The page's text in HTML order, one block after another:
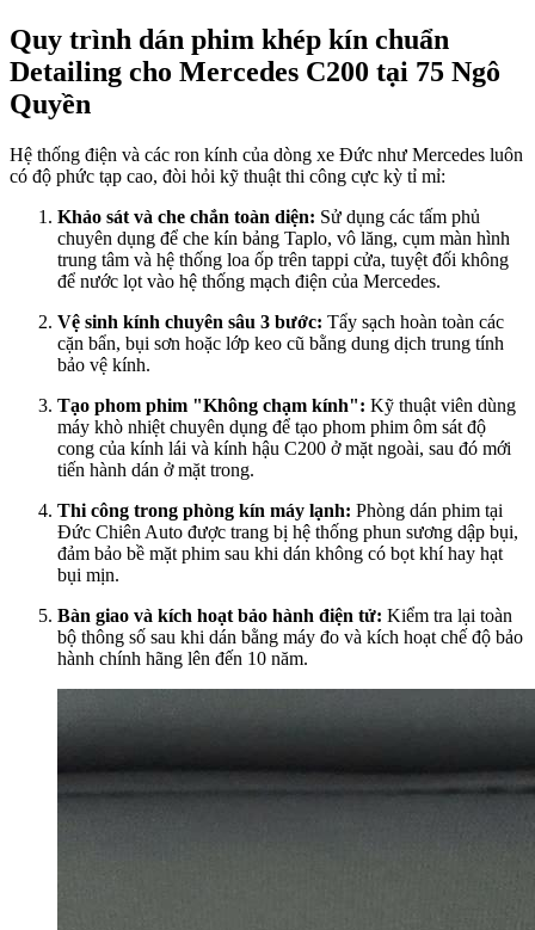
Quy trình dán phim khép kín chuẩn
Detailing cho Mercedes C200 tại 75 Ngô
Quyền
Hệ thống điện và các ron kính của dòng xe Đức như Mercedes luôn
có độ phức tạp cao, đòi hỏi kỹ thuật thi công cực kỳ tỉ mỉ:
Khảo sát và che chắn toàn diện: Sử dụng các tấm phủ
chuyên dụng để che kín bảng Taplo, vô lăng, cụm màn hình
trung tâm và hệ thống loa ốp trên tappi cửa, tuyệt đối không
để nước lọt vào hệ thống mạch điện của Mercedes.
Vệ sinh kính chuyên sâu 3 bước: Tẩy sạch hoàn toàn các
cặn bẩn, bụi sơn hoặc lớp keo cũ bằng dung dịch trung tính
bảo vệ kính.
Tạo phom phim "Không chạm kính": Kỹ thuật viên dùng
máy khò nhiệt chuyên dụng để tạo phom phim ôm sát độ
cong của kính lái và kính hậu C200 ở mặt ngoài, sau đó mới
tiến hành dán ở mặt trong.
Thi công trong phòng kín máy lạnh: Phòng dán phim tại
Đức Chiên Auto được trang bị hệ thống phun sương dập bụi,
đảm bảo bề mặt phim sau khi dán không có bọt khí hay hạt
bụi mịn.
Bàn giao và kích hoạt bảo hành điện tử: Kiểm tra lại toàn
bộ thông số sau khi dán bằng máy đo và kích hoạt chế độ bảo
hành chính hãng lên đến 10 năm.